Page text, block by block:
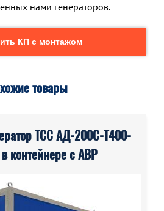
нами генераторов.
КП с монтажом
товары
ТСС АД-200С-Т400-
контейнере с АВР